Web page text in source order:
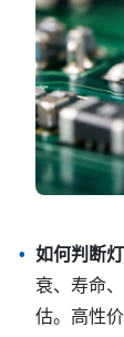
如何判断
衰、寿命
估。高性